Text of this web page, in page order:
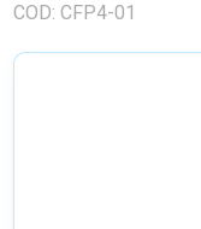
COD: CFP4-01